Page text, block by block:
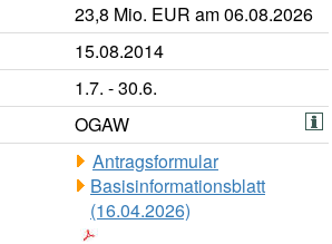
23,8 Mio. EUR am 06.08.2026
15.08.2014
1.7. - 30.6.
OGAW
Antragsformular
Basisinformationsblatt
(16.04.2026)